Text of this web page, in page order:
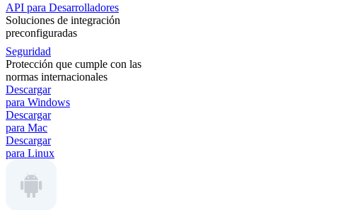
API para Desarrolladores
Soluciones de integración
preconfiguradas
Seguridad
Protección que cumple con las
normas internacionales
Descargar
para Windows
Descargar
para Mac
Descargar
para Linux